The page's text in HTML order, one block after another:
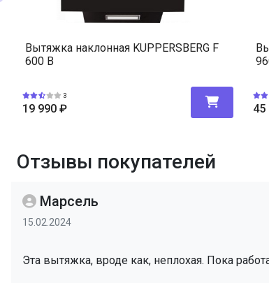
Вытяжка наклонная KUPPERSBERG F
600 B
3
19 990 ₽ 45
Отзывы покупателей
Марсель
15.02.2024
Эта вытяжка, вроде как, неплохая. Пока